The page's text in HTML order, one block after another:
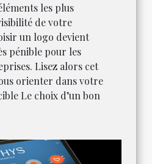
les plus
de votre
un logo devient
pénible pour les
Lisez alors cet
orienter dans votre
Le choix d’un bon